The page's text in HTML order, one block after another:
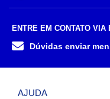
ENTRE EM CONTATO VIA
Dúvidas enviar
AJUDA